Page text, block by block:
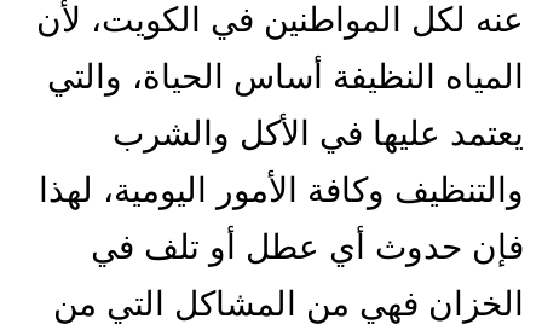
عنه لكل المواطنين في الكويت، لأن
المياه النظيفة أساس الحياة، والتي
يعتمد عليها في الأكل والشرب
والتنظيف وكافة الأمور اليومية، لهذا
فإن حدوث أي عطل أو تلف في
الخزان فهي من المشاكل التي من